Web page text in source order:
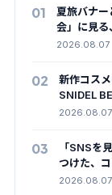
01
夏旅バナ
会」に見る
2026.08.07
02
新作コス
SNIDEL
2026.08.07
03
「SNSを
つけた、
2026.08.07